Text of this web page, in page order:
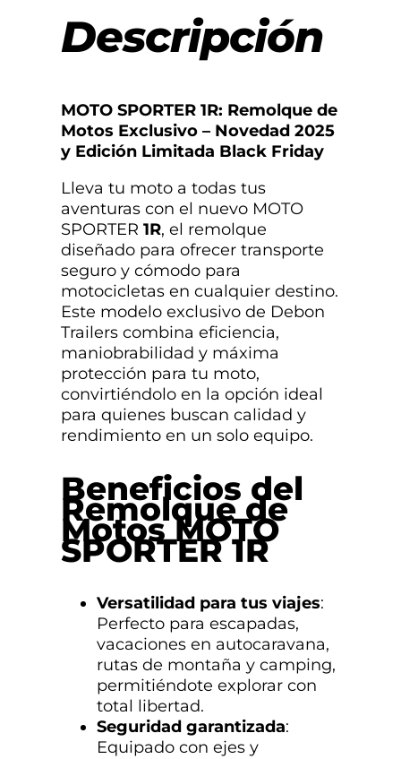
Descripción
MOTO SPORTER 1R: Remolque de
Motos Exclusivo – Novedad 2025
y Edición Limitada Black Friday
Lleva tu moto a todas tus
aventuras con el nuevo MOTO
SPORTER 1R, el remolque
diseñado para ofrecer transporte
seguro y cómodo para
motocicletas en cualquier destino.
Este modelo exclusivo de Debon
Trailers combina eficiencia,
maniobrabilidad y máxima
protección para tu moto,
convirtiéndolo en la opción ideal
para quienes buscan calidad y
rendimiento en un solo equipo.
Beneficios del
Remolque de
Motos MOTO
SPORTER 1R
Versatilidad para tus viajes:
Perfecto para escapadas,
vacaciones en autocaravana,
rutas de montaña y camping,
permitiéndote explorar con
total libertad.
Seguridad garantizada:
Equipado con ejes y